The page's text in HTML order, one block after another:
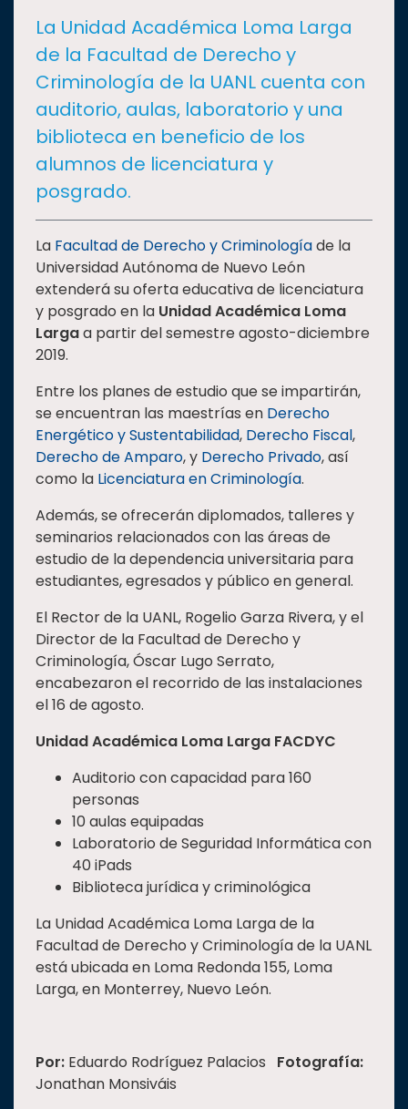
I+D+IEXPERTOS
SALUD
SUSTENTABILIDAD
Oferta
educativa
Estudiantes
Rectoría
Internacionalización
Responsabilidad
social
Historia
Universiada
Nacional
La Unidad Académica Loma Larga
de la Facultad de Derecho y
Criminología de la UANL cuenta con
auditorio, aulas, laboratorio y una
biblioteca en beneficio de los
alumnos de licenciatura y
posgrado.
La Facultad de Derecho y Criminologíade la
Universidad Autónoma de Nuevo León
extenderá su oferta educativa de licenciatura
y posgrado en la Unidad Académica Loma
Largaa partir del semestre agosto-diciembre
2019.
Entre los planes de estudio que se impartirán,
se encuentran las maestrías en Derecho
Energético y Sustentabilidad, Derecho Fiscal,
Derecho de Amparo, y Derecho Privado, así
como la Licenciatura en Criminología.
Además, se ofrecerán diplomados, talleres y
seminarios relacionados con las áreas de
estudio de la dependencia universitaria para
estudiantes, egresados y público en general.
El Rector de la UANL, Rogelio Garza Rivera, y el
Director de la Facultad de Derecho y
Criminología, Óscar Lugo Serrato,
encabezaron el recorrido de las instalaciones
el 16 de agosto.
Unidad Académica Loma Larga FACDYC
Auditorio con capacidad para 160
personas
10 aulas equipadas
Laboratorio de Seguridad Informática con
40 iPads
Biblioteca jurídica y criminológica
La Unidad Académica Loma Larga de la
Facultad de Derecho y Criminología de la UANL
está ubicada en Loma Redonda 155, Loma
Larga, en Monterrey, Nuevo León.
Por: Eduardo Rodríguez Palacios Fotografía:
Jonathan Monsiváis